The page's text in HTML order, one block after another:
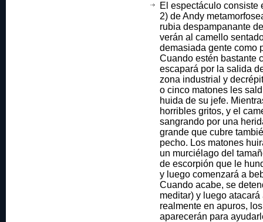
El espectáculo consiste
2) de Andy
rubia despampanante
verán al camello
demasiada gente como
Cuando estén bastante
escapará por la salida
zona industrial y
o cinco matones les
huida de su jefe.
horribles gritos, y el
sangrando por una
grande que cubre
pecho. Los matones
un murciélago del
de escorpión que le
y luego comenzará a
Cuando acabe, se
meditar) y luego
realmente en apuros,
aparecerán para